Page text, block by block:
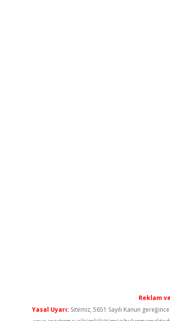
Reklam
Yasal Uyarı: Sitemiz, 5651 Sayılı Kanun